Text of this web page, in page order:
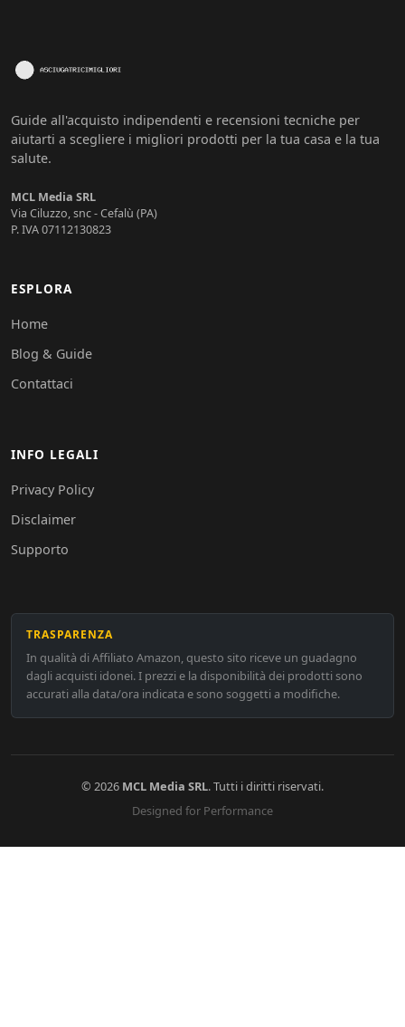
Guide all'acquisto indipendenti e recensioni tecniche per
aiutarti a scegliere i migliori prodotti per la tua casa e la tua
salute.
MCL Media SRL
Via Ciluzzo, snc - Cefalù (PA)
P. IVA 07112130823
ESPLORA
Home
Blog & Guide
Contattaci
INFO LEGALI
Privacy Policy
Disclaimer
Supporto
TRASPARENZA
In qualità di Affiliato Amazon, questo sito riceve un guadagno
dagli acquisti idonei. I prezzi e la disponibilità dei prodotti sono
accurati alla data/ora indicata e sono soggetti a modifiche.
© 2026 MCL Media SRL. Tutti i diritti riservati.
Designed for Performance